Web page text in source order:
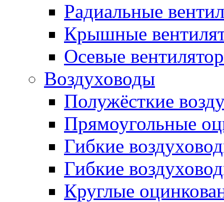
Радиальные
Крышные
Осевые
Воздуховоды
Полужёсткие
Прямоугольные
Гибкие
Гибкие
Круглые